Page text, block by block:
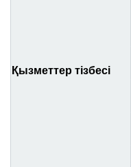
Қызметтер тізбесі